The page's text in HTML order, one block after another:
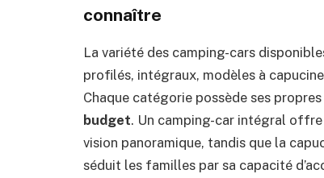
connaître
La variété des camping-cars
profilés, intégraux, modèles à
Chaque catégorie possède ses
budget. Un camping-car intégral offre
vision panoramique, tandis que la
séduit les familles par sa capacité